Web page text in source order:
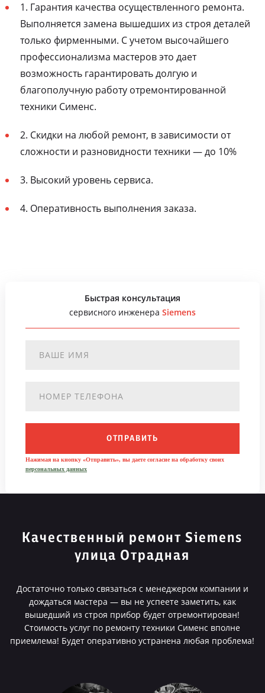
1. Гарантия качества осуществленного ремонта.
Выполняется замена вышедших из строя деталей
только фирменными. С учетом высочайшего
профессионализма мастеров это дает
возможность гарантировать долгую и
благополучную работу отремонтированной
техники Сименс.
2. Скидки на любой ремонт, в зависимости от
сложности и разновидности техники — до 10%
3. Высокий уровень сервиса.
4. Оперативность выполнения заказа.
Быстрая консультация
сервисного инженера Siemens
ОТПРАВИТЬ
Нажимая на кнопку «Отправить», вы даете согласие на обработку своих
персональных данных
Качественный ремонт Siemens
улица Отрадная
Достаточно только связаться с менеджером компании и
дождаться мастера — вы не успеете заметить, как
вышедший из строя прибор будет отремонтирован!
Стоимость услуг по ремонту техники Сименс вполне
приемлема! Будет оперативно устранена любая проблема!